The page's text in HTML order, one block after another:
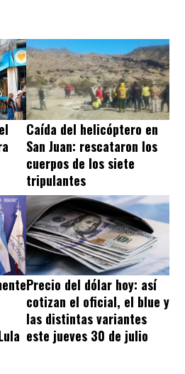
Caída del helicóptero en
San Juan: rescataron los
cuerpos de los siete
tripulantes
Precio del dólar hoy: así
cotizan el oficial, el blue y
las distintas variantes
este jueves 30 de julio